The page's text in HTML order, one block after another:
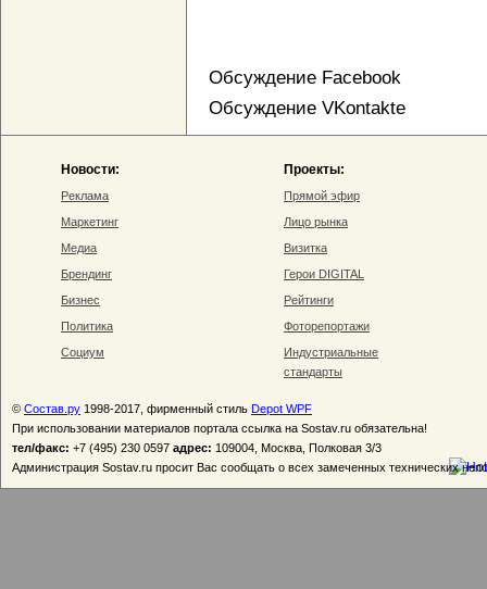
Обсуждение Facebook
Обсуждение VKontakte
Новости:
Реклама
Маркетинг
Медиа
Брендинг
Бизнес
Политика
Социум
Проекты:
Прямой эфир
Лицо рынка
Визитка
Герои DIGITAL
Рейтинги
Фоторепортажи
Индустриальные
стандарты
© Состав.ру 1998-2017, фирменный стиль Depot WPF
При использовании материалов портала ссылка на Sostav.ru обязательна!
тел/факс: +7 (495) 230 0597 адрес: 109004, Москва, Полковая 3/3
Администрация Sostav.ru просит Вас сообщать о всех замеченных технических